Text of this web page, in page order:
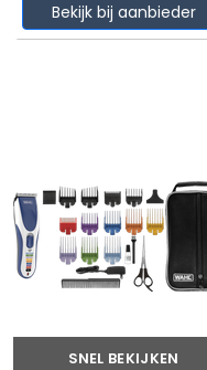
Bekijk bij aanbieder
SNEL BEKIJKEN